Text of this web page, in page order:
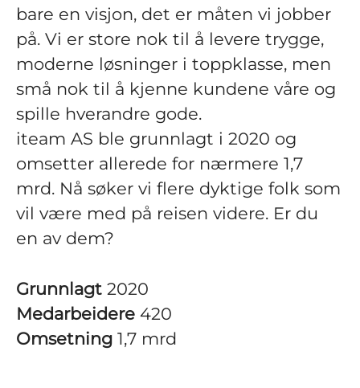
bare en visjon, det er måten vi jobber
på. Vi er store nok til å levere trygge,
moderne løsninger i toppklasse, men
små nok til å kjenne kundene våre og
spille hverandre gode.
iteam AS ble grunnlagt i 2020 og
omsetter allerede for nærmere 1,7
mrd. Nå søker vi flere dyktige folk som
vil være med på reisen videre. Er du
en av dem?
Grunnlagt 2020
Medarbeidere 420
Omsetning 1,7 mrd